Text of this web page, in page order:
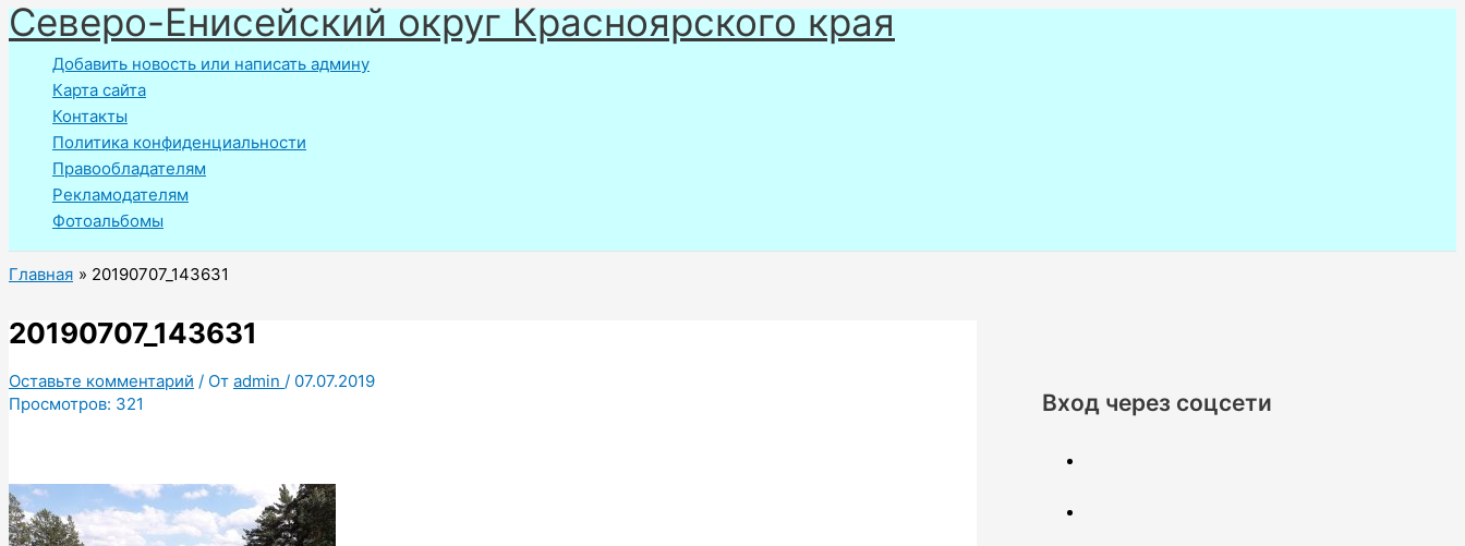
Перейти
к
содержимому
Северо-Енисейский округ Красноярского края
Добавить новость или написать админу
Карта сайта
Контакты
Политика конфиденциальности
Правообладателям
Рекламодателям
Фотоальбомы
Главная 20190707_143631
20190707_143631
Оставьте комментарий / От admin / 07.07.2019
Просмотров: 321 Вход через соцсети